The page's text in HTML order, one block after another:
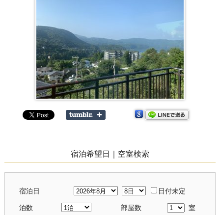
宿泊希望日｜空室検索
宿泊日 日付未定
泊数 部屋数 室